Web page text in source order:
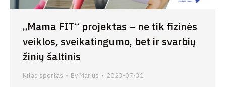
„Mama FIT“ projektas – ne tik fizinės
veiklos, sveikatingumo, bet ir svarbių
žinių šaltinis
Kitas sportas By Marius 2023-07-31